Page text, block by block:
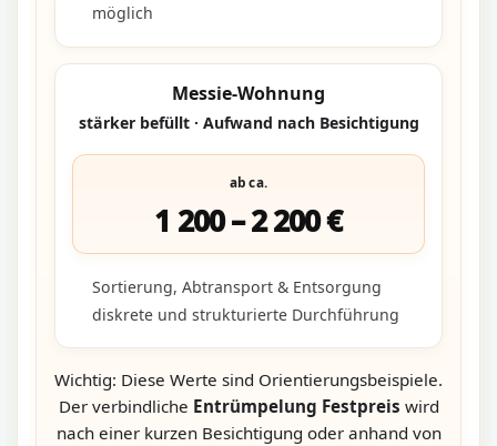
möglich
Messie-Wohnung
stärker befüllt · Aufwand nach Besichtigung
ab ca.
1 200 – 2 200 €
Sortierung, Abtransport & Entsorgung
diskrete und strukturierte Durchführung
Wichtig: Diese Werte sind Orientierungsbeispiele.
Der verbindliche Entrümpelung Festpreis wird
nach einer kurzen Besichtigung oder anhand von